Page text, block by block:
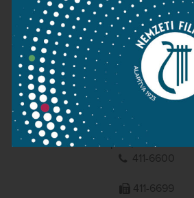
NEMZETI
1095 Budapest, Komor
411-6600
411-6699